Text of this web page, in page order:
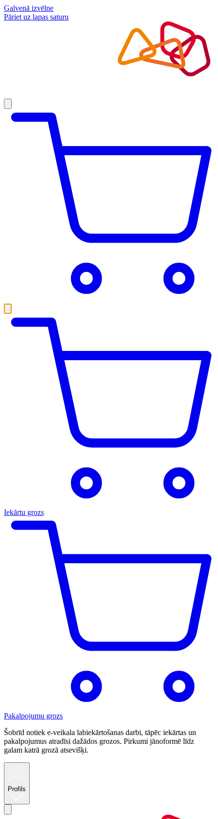
Galvenā izvēlne
Pāriet uz lapas saturu
Iekārtu grozs
Pakalpojumu grozs
Šobrīd notiek e-veikala labiekārtošanas darbi, tāpēc iekārtas un
pakalpojumus atradīsi dažādos grozos. Pirkumi jānoformē līdz
galam katrā grozā atsevišķi.
Profils